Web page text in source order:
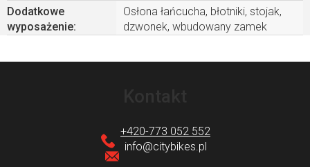
Dodatkowe
wyposażenie:
Osłona łańcucha, błotniki, stojak,
dzwonek, wbudowany zamek
info@citybikes.pl
+420-773 052 552